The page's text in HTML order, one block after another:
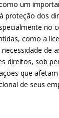
um
proteção dos
no
como a
de
direitos, sob
que
de seus